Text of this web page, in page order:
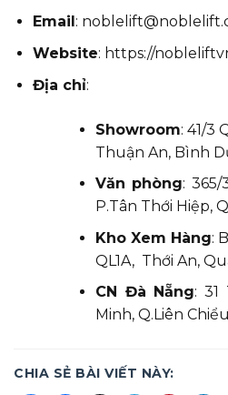
Email :
Website: https://
Địa chỉ:
Showroom: 41/3
Thuận An, Bình
Văn phòng:
P.Tân Thới Hiệp,
Kho Xem Hàng:
QL1A, Thới An,
CN Đà Nẵng: 31
Minh, Q.Liên
CHIA SẺ BÀI VIẾT NÀY: